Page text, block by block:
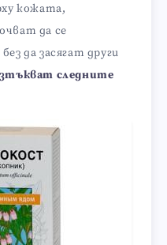
кожата,
да се
да засягат други
следните